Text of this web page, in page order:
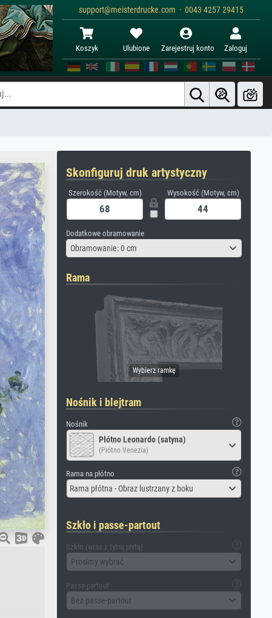
support@meisterdrucke.com · 0043 4257 29415
Koszyk Ulubione Zarejestruj konto Zaloguj
Skonfiguruj druk artystyczny
Szerokość (Motyw, cm) Wysokość (Motyw, cm)
Dodatkowe obramowanie
Obramowanie: 0 cm
Rama
Nośnik i blejtram
Nośnik
Płótno Leonardo (satyna)
(Płótno Venezia)
Rama na płótno
Rama płótna - Obraz lustrzany z boku
Szkło i passe-partout
Szkło (wraz z tylną płytą)
Prosimy wybrać
Passe-partout
Bez passe-partout